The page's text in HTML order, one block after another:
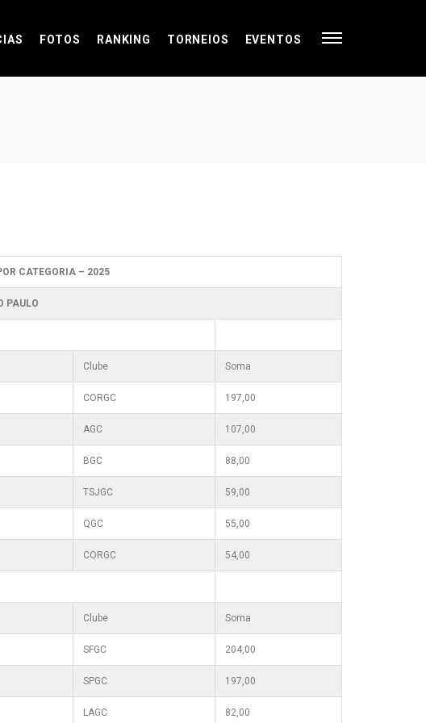
FOTOS RANKING TORNEIOS EVENTOS
CATEGORIA – 2025
PAULO
Clube Soma
CORGC 197,00
AGC 107,00
BGC 88,00
TSJGC 59,00
QGC 55,00
CORGC 54,00
Clube Soma
SFGC 204,00
SPGC 197,00
LAGC 82,00